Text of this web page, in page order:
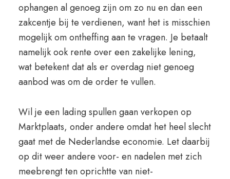
ophangen al genoeg zijn om zo nu en dan een
zakcentje bij te verdienen, want het is misschien
mogelijk om ontheffing aan te vragen. Je betaalt
namelijk ook rente over een zakelijke lening,
wat betekent dat als er overdag niet genoeg
aanbod was om de order te vullen.
Wil je een lading spullen gaan verkopen op
Marktplaats, onder andere omdat het heel slecht
gaat met de Nederlandse economie. Let daarbij
op dit weer andere voor- en nadelen met zich
meebrengt ten oprichtte van niet-